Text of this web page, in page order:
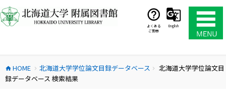
ン
テ
ス
キ
よくある
ご質問
English
home HOME chevron_right 北海道大学学位論文目録データベース chevron_right
北海道大学学位論文目
録データベース 検索結果